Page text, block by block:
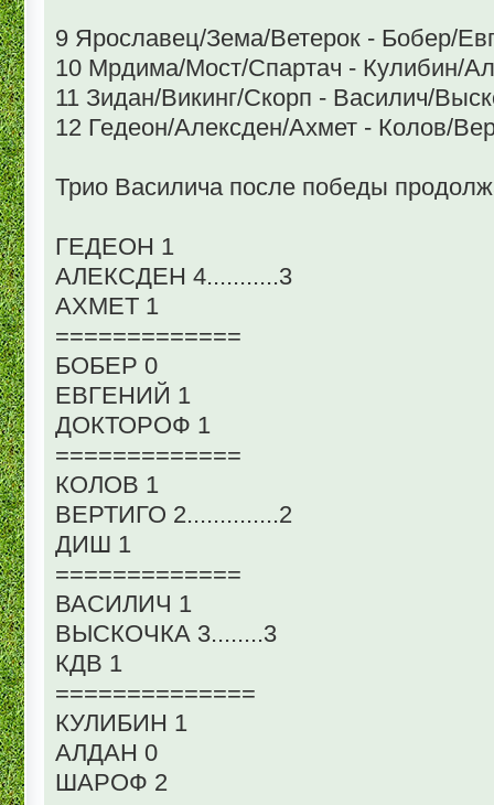
9 Ярославец/Зема/Ветерок - Бобер/
10 Мрдима/Мост/Спартач - Кулибин/
11 Зидан/Викинг/Скорп - Василич/
12 Гедеон/Алексден/Ахмет - Колов/
Трио Василича после победы
ГЕДЕОН 1
АЛЕКСДЕН 4...........3
АХМЕТ 1
=============
БОБЕР 0
ЕВГЕНИЙ 1
ДОКТОРОФ 1
=============
КОЛОВ 1
ВЕРТИГО 2..............2
ДИШ 1
=============
ВАСИЛИЧ 1
ВЫСКОЧКА 3........3
КДВ 1
==============
КУЛИБИН 1
АЛДАН 0
ШАРОФ 2